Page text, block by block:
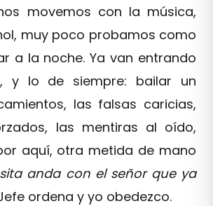
movemos con la música,
muy poco probamos como
a la noche. Ya van entrando
y lo de siempre: bailar un
las falsas caricias,
las mentiras al oído,
aquí, otra metida de mano
anda con el señor que ya
ordena y yo obedezco.